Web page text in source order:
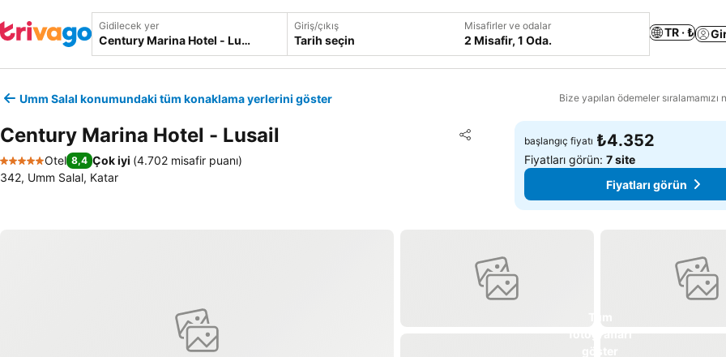
Gidilecek yer Giriş/çıkış
Tarih seçin
Misafirler ve odalar
2 Misafir, 1 Oda.
TR · ₺
Umm Salal konumundaki tüm konaklama yerlerini göster Bize yapılan ödemeler sıralamamızı
Century Marina Hotel - Lusail Paylaş
Favorilerime ekle
5 Yıldız
Otel 8,4 Çok iyi (4.702 misafir puanı)
342, Umm Salal, Katar
başlangıç fiyatı ₺4.352
Fiyatları görün:7 site
Fiyatları görün